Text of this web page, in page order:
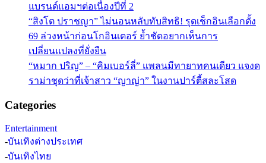
แบรนด์แอมฯต่อเนื่องปีที่ 2
“สิงโต ปราชญา” ไม่นอนหลับทับสิทธิ! รุดเช็กอินเลือกตั้ง
69 ล่วงหน้าก่อนโกอินเตอร์ ย้ำชัดอยากเห็นการ
เปลี่ยนแปลงที่ยั่งยืน
“หมาก ปริญ” – “คิมเบอร์ลี่” แพลนมีทายาทคนเดียว แจงด
ราม่าชุดว่าที่เจ้าสาว “ญาญ่า” ในงานปาร์ตี้สละโสด
Categories
Entertainment
-บันเทิงต่างประเทศ
-บันเทิงไทย